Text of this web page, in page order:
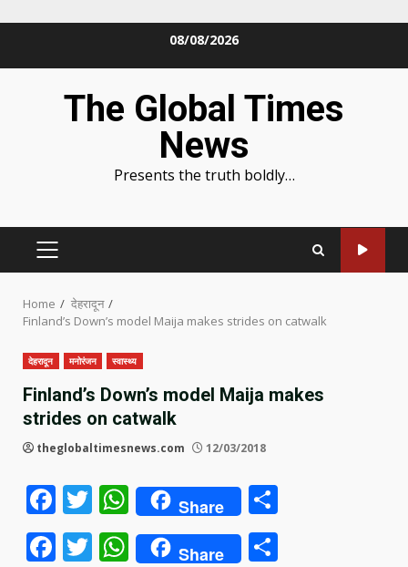
08/08/2026
The Global Times
News
Presents the truth boldly…
PRIMARY
Home
देहरादून
Finland’s Down’s model Maija makes strides on catwalk
देहरादून मनोरंजन स्वास्थ्य
Finland’s Down’s model Maija makes
strides on catwalk
theglobaltimesnews.com 12/03/2018
Facebook
Twitter
WhatsApp
Share
Facebook
Twitter
WhatsApp
Share